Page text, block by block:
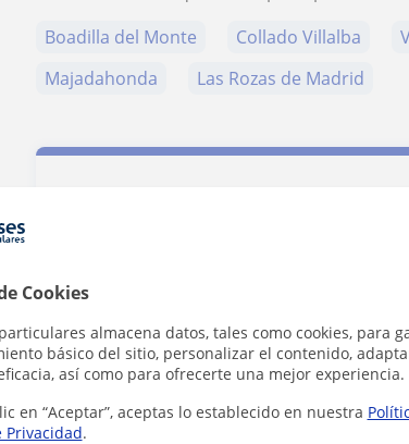
Cookies
almacena datos, tales como cookies, para
básico del sitio, personalizar el contenido,
así como para ofrecerte una mejor experiencia.
en “Aceptar”, aceptas lo establecido en nuestra
Privacidad.
Boadilla del Monte
Collado Villalba
Majadahonda
Las Rozas de Madrid
1ª clase gratis